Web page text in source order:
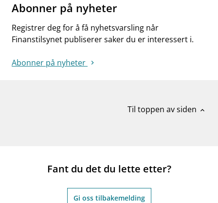
Abonner på nyheter
Registrer deg for å få nyhetsvarsling når
Finanstilsynet publiserer saker du er interessert i.
Abonner på nyheter
Til toppen av siden expand_less
Fant du det du lette etter?
Gi oss tilbakemelding